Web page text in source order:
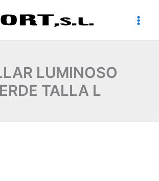
LUMINOSO
TALLA L